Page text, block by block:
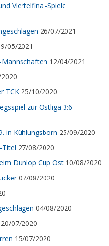
Viertelfinal-Spiele
26/07/2021
05/2021
12/04/2021
TCK 25/10/2020
zur Ostliga 3:6
in Kühlungsborn 25/09/2020
Titel 27/08/2020
Dunlop Cup Ost 10/08/2020
07/08/2020
04/08/2020
20/07/2020
15/07/2020